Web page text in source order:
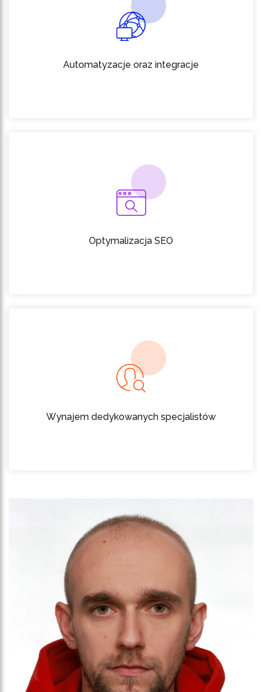
Automatyzacje oraz integracje
Optymalizacja SEO
Wynajem dedykowanych specjalistów